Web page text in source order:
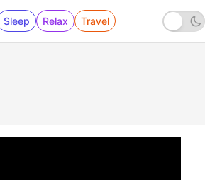
Sleep Relax Travel